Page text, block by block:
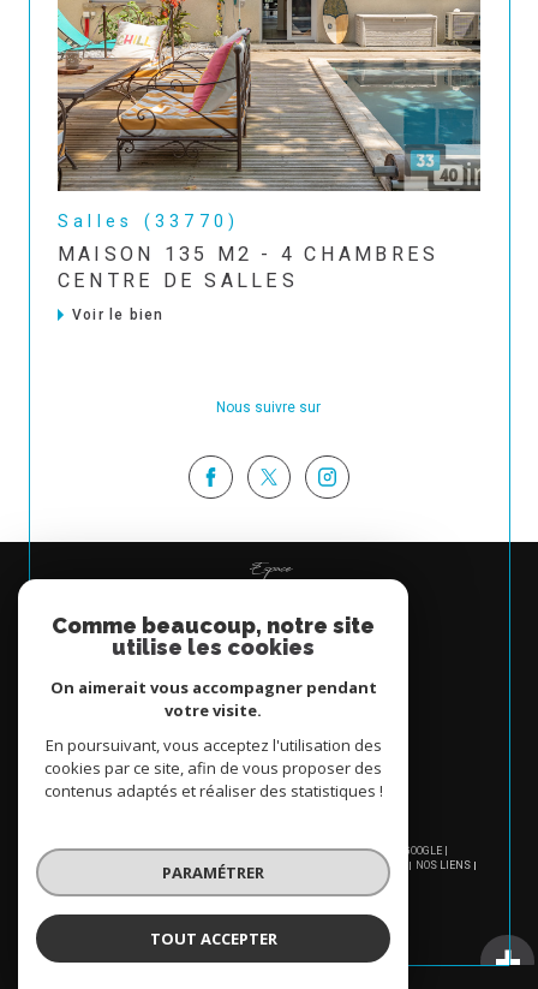
Salles (33770)
MAISON 135 M2 - 4 CHAMBRES
CENTRE DE SALLES
Voir le bien
Nous suivre sur
Espace
Se connecter
© 2026 | TOUS DROITS RÉSERVÉS | TRADUCTION POWERED BY GOOGLE |
PLAN DU SITE ADMIN
NOS LIENS
POLITIQUE RGPD
Comme beaucoup, notre site
utilise les cookies
On aimerait vous accompagner pendant
votre visite.
En poursuivant, vous acceptez l'utilisation des
cookies par ce site, afin de vous proposer des
contenus adaptés et réaliser des statistiques !
PARAMÉTRER
TOUT ACCEPTER